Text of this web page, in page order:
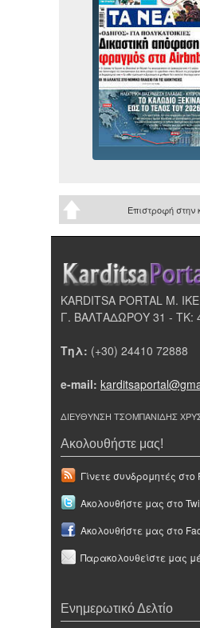
Επιστροφή στην
KARDITSA PORTAL Μ. ΙΚΕ
Γ. ΒΑΛΤΑΔΩΡΟΥ 31 - ΤΚ:
Τηλ: (+30) 24410 72888
e-mail:
ΔΙΕΥΘΥΝΣΗ ΤΣΟΜΠΑΝΙΔΗΣ
Ακολουθήστε μας!
Γίνετε συνδρομητές στο
Ακολουθήστε μας στο
Ακολουθήστε μας στο
Παρακολουθείστε μας
Ενημερωτικό Δελτίο